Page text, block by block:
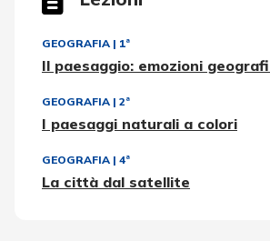
GEOGRAFIA | 1ª
Il paesaggio: emozioni
GEOGRAFIA | 2ª
I paesaggi naturali a colori
GEOGRAFIA | 4ª
La città dal satellite